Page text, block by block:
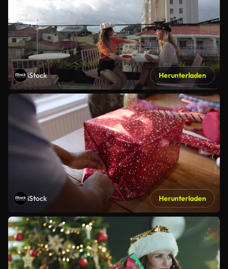
iStock Herunterladen
iStock Herunterladen